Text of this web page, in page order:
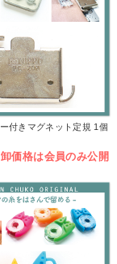
付きマグネット定規 1個
卸価格は会員のみ公開